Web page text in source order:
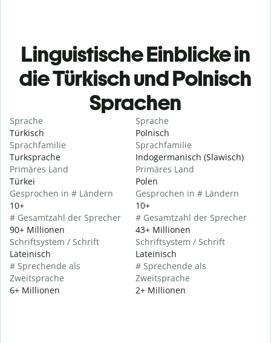
Linguistische Einblicke in
die Türkisch und Polnisch
Sprachen
Sprache
Türkisch
Sprachfamilie
Turksprache
Primäres Land
Türkei
Gesprochen in # Ländern
10+
# Gesamtzahl der Sprecher
90+ Millionen
Schriftsystem / Schrift
Lateinisch
# Sprechende als
Zweitsprache
6+ Millionen
Sprache
Polnisch
Sprachfamilie
Indogermanisch (Slawisch)
Primäres Land
Polen
Gesprochen in # Ländern
10+
# Gesamtzahl der Sprecher
43+ Millionen
Schriftsystem / Schrift
Lateinisch
# Sprechende als
Zweitsprache
2+ Millionen